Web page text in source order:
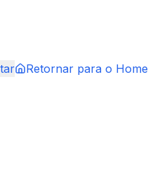
Retornar para o Home